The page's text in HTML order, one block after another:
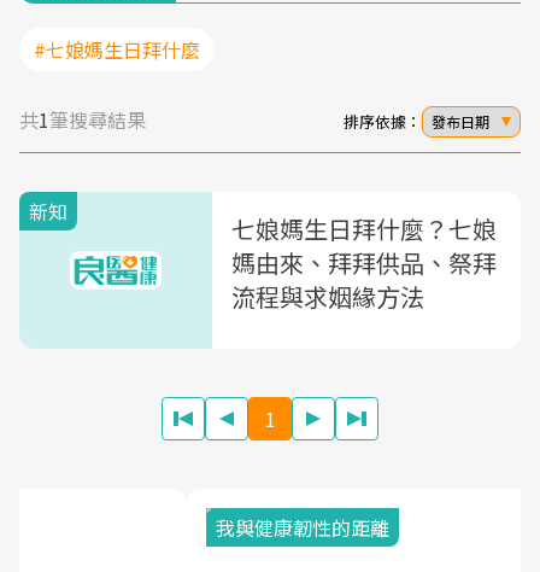
#七娘媽生日拜什麼
共1筆搜尋結果 排序依據： 發布日期
新知
七娘媽生日拜什麼？七娘
媽由來、拜拜供品、祭拜
流程與求姻緣方法
1
我與健康韌性的距離